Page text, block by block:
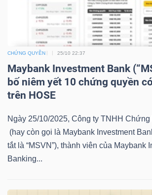
CHỨNG QUYỀN 25/10 22:37
Maybank Investment Bank
bố niêm yết 10 chứng quyền
trên HOSE
Ngày 25/10/2025, Công ty TNHH
(hay còn gọi là Maybank Investment
tắt là “MSVN”), thành viên của Maybank
Banking...
CÔNG
NGHIỆP
TIÊU
DÙNG